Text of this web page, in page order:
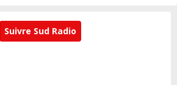
Suivre Sud Radio